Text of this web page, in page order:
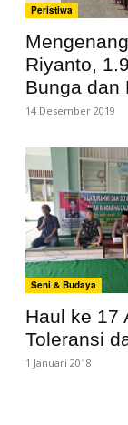
Peristiwa
Riyanto,
Bunga dan
14 Desember 2019
Seni & Budaya
Haul ke 17
Toleransi
1 Januari 2018